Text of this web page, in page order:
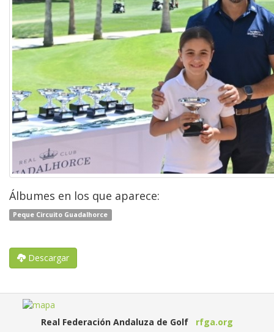
Álbumes en los que aparece:
Peque Circuito Guadalhorce
Descargar
Real Federación Andaluza de Golf
rfga.org